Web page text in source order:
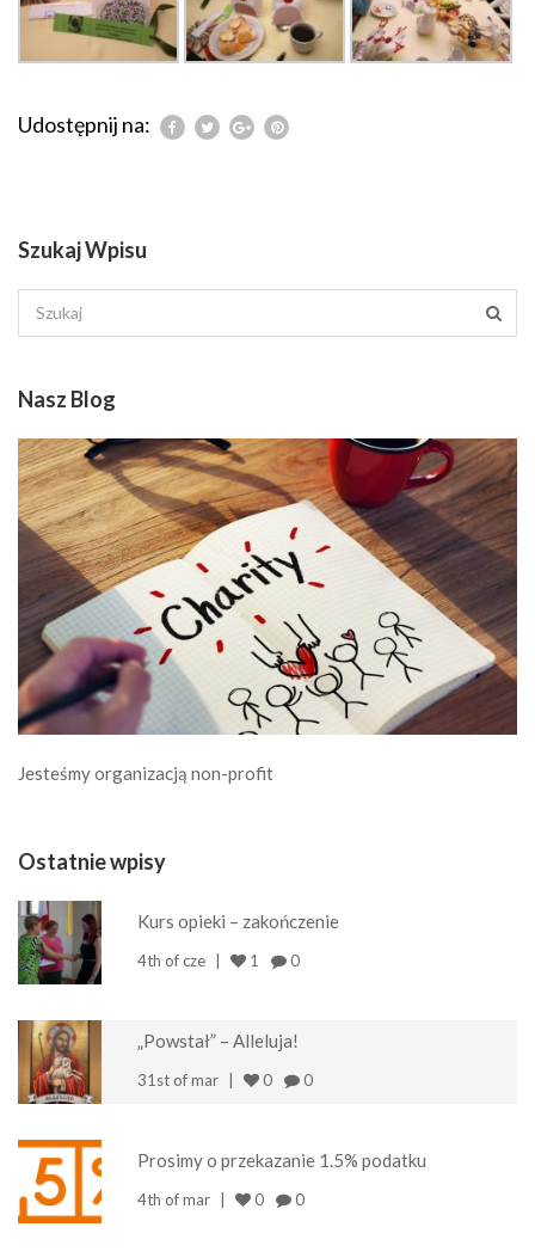
Udostępnij na:
Szukaj Wpisu
Nasz Blog
Jesteśmy organizacją non-profit
Ostatnie wpisy
Kurs opieki – zakończenie
4th of cze 1 0
„Powstał” – Alleluja!
31st of mar 0 0
Prosimy o przekazanie 1.5% podatku
4th of mar 0 0